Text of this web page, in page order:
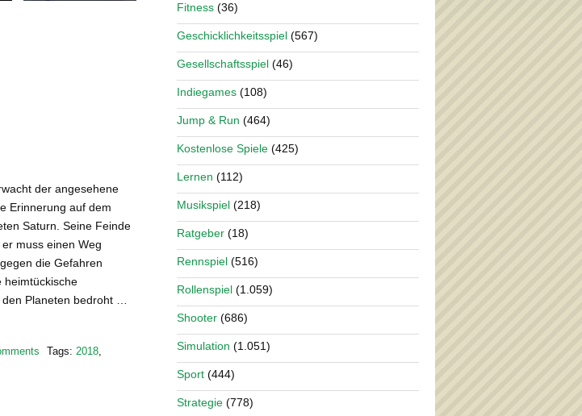
der angesehene
Erinnerung auf dem
Saturn. Seine Feinde
muss einen Weg
die Gefahren
heimtückische
Planeten bedroht …
Tags: 2018
Fitness (36)
Geschicklichkeitsspiel (567)
Gesellschaftsspiel (46)
Indiegames (108)
Jump & Run (464)
Kostenlose Spiele (425)
Lernen (112)
Musikspiel (218)
Ratgeber (18)
Rennspiel (516)
Rollenspiel (1.059)
Shooter (686)
Simulation (1.051)
Sport (444)
Strategie (778)